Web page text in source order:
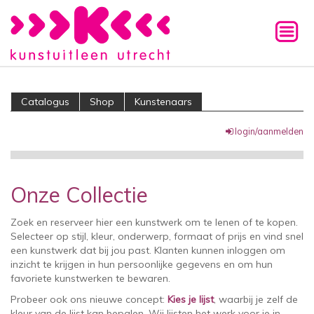
Catalogus Shop Kunstenaars
login/aanmelden
Onze Collectie
Zoek en reserveer hier een kunstwerk om te lenen of te kopen.
Selecteer op stijl, kleur, onderwerp, formaat of prijs en vind snel
een kunstwerk dat bij jou past. Klanten kunnen inloggen om
inzicht te krijgen in hun persoonlijke gegevens en om hun
favoriete kunstwerken te bewaren.
Probeer ook ons nieuwe concept: Kies je lijst, waarbij je zelf de